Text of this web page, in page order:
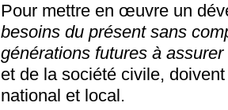
Pour mettre en œuvre un
besoins du présent sans
générations futures à
et de la société civile,
national et local.